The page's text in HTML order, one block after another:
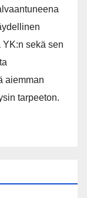
YK:n sekä sen
aiemman
tarpeeton.